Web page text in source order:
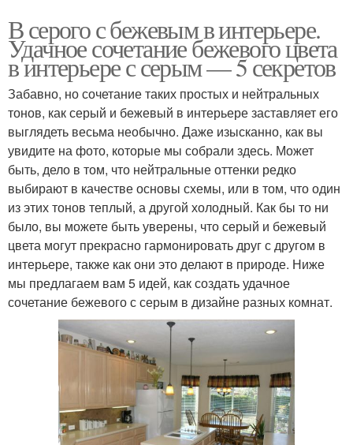
В серого с бежевым в интерьере.
Удачное сочетание бежевого цвета
в интерьере с серым — 5 секретов
Забавно, но сочетание таких простых и нейтральных
тонов, как серый и бежевый в интерьере заставляет его
выглядеть весьма необычно. Даже изысканно, как вы
увидите на фото, которые мы собрали здесь. Может
быть, дело в том, что нейтральные оттенки редко
выбирают в качестве основы схемы, или в том, что один
из этих тонов теплый, а другой холодный. Как бы то ни
было, вы можете быть уверены, что серый и бежевый
цвета могут прекрасно гармонировать друг с другом в
интерьере, также как они это делают в природе. Ниже
мы предлагаем вам 5 идей, как создать удачное
сочетание бежевого с серым в дизайне разных комнат.